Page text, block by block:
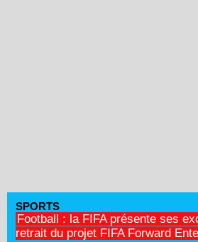
SPORTS
Football : la FIFA présente ses
retrait du projet FIFA Forward